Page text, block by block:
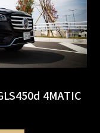
4MATIC